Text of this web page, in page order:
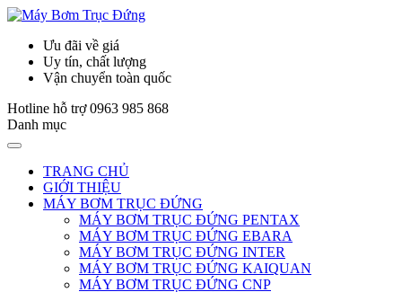
Ưu đãi về giá
Uy tín, chất lượng
Vận chuyển toàn quốc
Hotline hỗ trợ 0963 985 868
Danh mục
TRANG CHỦ
GIỚI THIỆU
MÁY BƠM TRỤC ĐỨNG
MÁY BƠM TRỤC ĐỨNG PENTAX
MÁY BƠM TRỤC ĐỨNG EBARA
MÁY BƠM TRỤC ĐỨNG INTER
MÁY BƠM TRỤC ĐỨNG KAIQUAN
MÁY BƠM TRỤC ĐỨNG CNP